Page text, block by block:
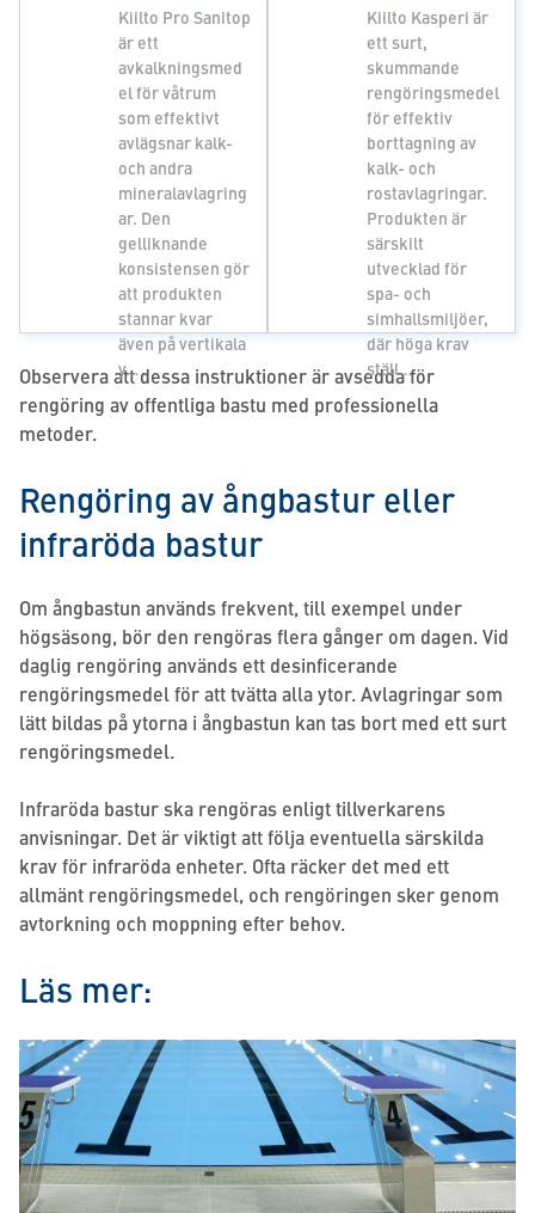
Kiilto Pro Sanitop
är ett
avkalkningsmed
el för våtrum
som effektivt
avlägsnar kalk-
och andra
mineralavlagring
ar. Den
gelliknande
konsistensen gör
att produkten
stannar kvar
även på vertikala
y…
Kiilto Kasperi är
ett surt,
skummande
rengöringsmedel
för effektiv
borttagning av
kalk- och
rostavlagringar.
Produkten är
särskilt
utvecklad för
spa- och
simhallsmiljöer,
där höga krav
ställ…
Observera att dessa instruktioner är avsedda för
rengöring av offentliga bastu med professionella
metoder.
Rengöring av ångbastur eller
infraröda bastur
Om ångbastun används frekvent, till exempel under
högsäsong, bör den rengöras flera gånger om dagen. Vid
daglig rengöring används ett desinficerande
rengöringsmedel för att tvätta alla ytor. Avlagringar som
lätt bildas på ytorna i ångbastun kan tas bort med ett surt
rengöringsmedel.
Infraröda bastur ska rengöras enligt tillverkarens
anvisningar. Det är viktigt att följa eventuella särskilda
krav för infraröda enheter. Ofta räcker det med ett
allmänt rengöringsmedel, och rengöringen sker genom
avtorkning och moppning efter behov.
Läs mer: